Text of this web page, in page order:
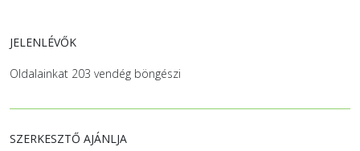
JELENLÉVŐK
Oldalainkat 203 vendég böngészi
SZERKESZTŐ AJÁNLJA